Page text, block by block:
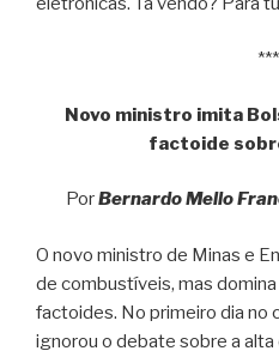
***
Novo ministro imita
factoide
PorBernardo Mello
O novo ministro de Minas e
de combustíveis, mas
factoides. No primeiro dia no
ignorou o debate sobre a alta